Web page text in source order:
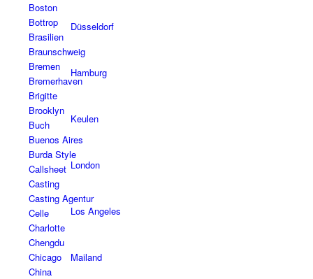
Düsseldorf
Hamburg
Keulen
London
Los Angeles
Mailand
Boston
Bottrop
Brasilien
Braunschweig
Bremen
Bremerhaven
Brigitte
Brooklyn
Buch
Buenos Aires
Burda Style
Callsheet
Casting
Casting Agentur
Celle
Charlotte
Chengdu
Chicago
China